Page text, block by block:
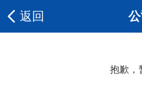
返回
抱歉，